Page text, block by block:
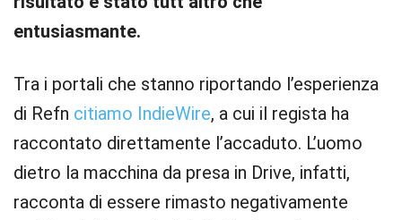
entusiasmante.
Tra i portali che stanno riportando l’esperienza
di Refn citiamo IndieWire, a cui il regista ha
raccontato direttamente l’accaduto. L’uomo
dietro la macchina da presa in Drive, infatti,
racconta di essere rimasto negativamente